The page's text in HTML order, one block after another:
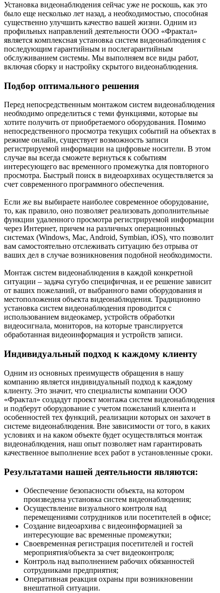
Установка видеонаблюдения сейчас уже не роскошь, как это
было еще несколько лет назад, а необходимостью, способная
существенно улучшить качество вашей жизни. Одним из
профильных направлений деятельности ООО «Фрактал»
является комплексная установка систем видеонаблюдения с
последующим гарантийным и послегарантийным
обслуживанием системы. Мы выполняем все виды работ,
включая сборку и настройку скрытого видеонаблюдения.
Подбор оптимального решения
Перед непосредственным монтажом систем видеонаблюдения
необходимо определиться с теми функциями, которые вы
хотите получить от приобретаемого оборудования. Помимо
непосредственного просмотра текущих событий на объектах в
режиме онлайн, существует возможность записи
регистрируемой информации на цифровые носители. В этом
случае вы всегда сможете вернуться к событиям
интересующего вас временного промежутка для повторного
просмотра. Быстрый поиск в видеоархивах осуществляется за
счет современного программного обеспечения.
Если же вы выбираете наиболее современное оборудование,
то, как правило, оно позволяет реализовать дополнительные
функции удаленного просмотра регистрируемой информации
через Интернет, причем на различных операционных
системах (Windows, Mac, Android, Symbian, iOS), что позволит
вам самостоятельно отслеживать ситуацию без отрыва от
ваших дел в случае возникновения подобной необходимости.
Монтаж систем видеонаблюдения в каждой конкретной
ситуации – задача сугубо специфичная, и ее решение зависит
от ваших пожеланий, от выбранного вами оборудования и
местоположения объекта видеонаблюдения. Традиционно
установка систем видеонаблюдения проводится с
использованием видеокамер, устройств обработки
видеосигнала, мониторов, на которые транслируется
обработанная видеоинформация и устройств записи.
Индивидуальный подход к каждому клиенту
Одним из основных преимуществ обращения в нашу
компанию является индивидуальный подход к каждому
клиенту. Это значит, что специалисты компании ООО
«Фрактал» создадут проект монтажа систем видеонаблюдения
и подберут оборудование с учетом пожеланий клиента и
особенностей тех функций, реализации которых он захочет в
системе видеонаблюдения. Вне зависимости от того, в каких
условиях и на каком объекте будет осуществляться монтаж
видеонаблюдения, наш опыт позволяет нам гарантировать
качественное выполнение всех работ в установленные сроки.
Результатами нашей деятельности являются:
Обеспечение безопасности объекта, на котором
произведена установка систем видеонаблюдения;
Осуществление визуального контроля над
перемещениями сотрудников или посетителей в офисе;
Создание видеоархива с видеоинформацией за
интересующие вас временные промежутки;
Своевременная регистрация посетителей и гостей
мероприятия/объекта за счет видеоконтроля;
Контроль над выполнением рабочих обязанностей
сотрудниками предприятия;
Оперативная реакция охраны при возникновении
внештатной ситуации.